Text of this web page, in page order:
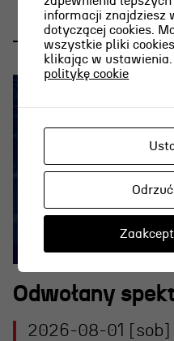
Odwołany
2026-08-01 [sob]
informacji znajdziesz
dotyczącej cookies.
wszystkie pliki
klikając w ustawienia.
politykę cookie